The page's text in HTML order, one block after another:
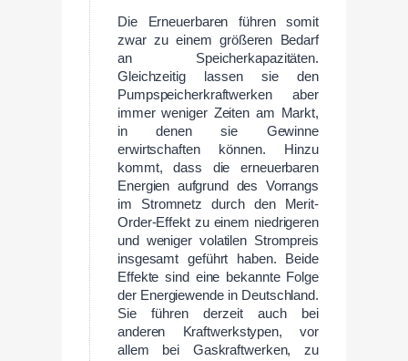
Die Erneuerbaren führen somit
zwar zu einem größeren Bedarf
an Speicherkapazitäten.
Gleichzeitig lassen sie den
Pumpspeicherkraftwerken aber
immer weniger Zeiten am Markt,
in denen sie Gewinne
erwirtschaften können. Hinzu
kommt, dass die erneuerbaren
Energien aufgrund des Vorrangs
im Stromnetz durch den Merit-
Order-Effekt zu einem niedrigeren
und weniger volatilen Strompreis
insgesamt geführt haben. Beide
Effekte sind eine bekannte Folge
der Energiewende in Deutschland.
Sie führen derzeit auch bei
anderen Kraftwerkstypen, vor
allem bei Gaskraftwerken, zu